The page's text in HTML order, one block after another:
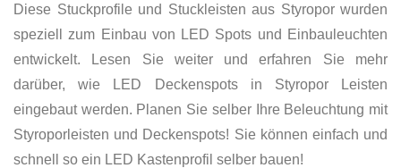
Diese Stuckprofile und Stuckleisten aus Styropor wurden
speziell zum Einbau von LED Spots und Einbauleuchten
entwickelt. Lesen Sie weiter und erfahren Sie mehr
darüber, wie LED Deckenspots in Styropor Leisten
eingebaut werden. Planen Sie selber Ihre Beleuchtung mit
Styroporleisten und Deckenspots! Sie können einfach und
schnell so ein LED Kastenprofil selber bauen!